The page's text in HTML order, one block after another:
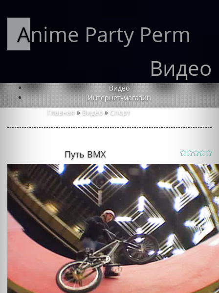
Anime Party Perm
Видео
Видео
Интернет-магазин
Главная » Видео » Спорт
Путь BMX